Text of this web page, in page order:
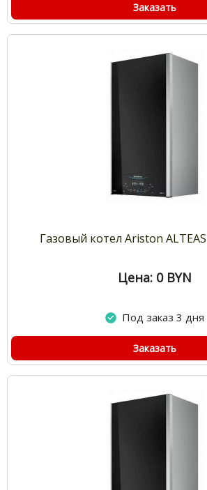
Заказать
Газовый котел Ariston ALTEAS
Цена: 0 BYN
Под заказ 3 дня
Заказать